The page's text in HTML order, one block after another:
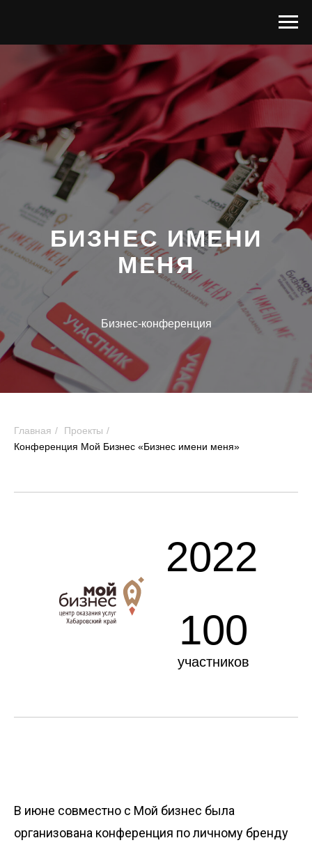
БИЗНЕС ИМЕНИ
МЕНЯ
Бизнес-конференция
Главная / Проекты /
Конференция Мой Бизнес «Бизнес имени меня»
2022
100
участников
В июне совместно с Мой бизнес была
организована конференция по личному бренду